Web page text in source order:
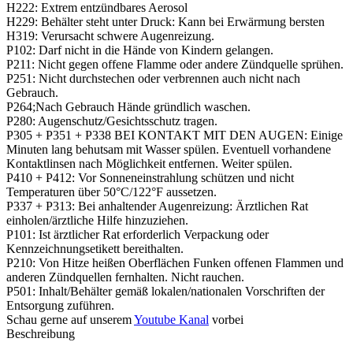
H222: Extrem entzündbares Aerosol
H229: Behälter steht unter Druck: Kann bei Erwärmung bersten
H319: Verursacht schwere Augenreizung.
P102: Darf nicht in die Hände von Kindern gelangen.
P211: Nicht gegen offene Flamme oder andere Zündquelle sprühen.
P251: Nicht durchstechen oder verbrennen auch nicht nach
Gebrauch.
P264;Nach Gebrauch Hände gründlich waschen.
P280: Augenschutz/Gesichtsschutz tragen.
P305 + P351 + P338 BEI KONTAKT MIT DEN AUGEN: Einige
Minuten lang behutsam mit Wasser spülen. Eventuell vorhandene
Kontaktlinsen nach Möglichkeit entfernen. Weiter spülen.
P410 + P412: Vor Sonneneinstrahlung schützen und nicht
Temperaturen über 50°C/122°F aussetzen.
P337 + P313: Bei anhaltender Augenreizung: Ärztlichen Rat
einholen/ärztliche Hilfe hinzuziehen.
P101: Ist ärztlicher Rat erforderlich Verpackung oder
Kennzeichnungsetikett bereithalten.
P210: Von Hitze heißen Oberflächen Funken offenen Flammen und
anderen Zündquellen fernhalten. Nicht rauchen.
P501: Inhalt/Behälter gemäß lokalen/nationalen Vorschriften der
Entsorgung zuführen.
Schau gerne auf unseremYoutube Kanal vorbei
Beschreibung